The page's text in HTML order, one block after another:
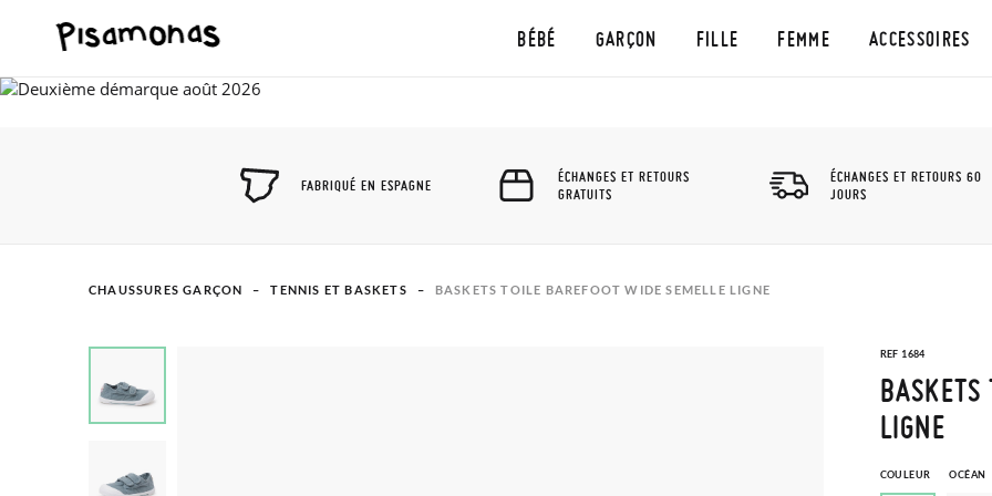
BÉBÉ GARÇON FILLE FEMME ACCESSOIRES
FABRIQUÉ EN ESPAGNE
ÉCHANGES ET RETOURS
GRATUITS
ÉCHANGES ET RETOURS 60
JOURS
CHAUSSURES GARÇON TENNIS ET BASKETS BASKETS TOILE BAREFOOT WIDE SEMELLE LIGNE
REF 1684
BASKETS
LIGNE
COULEUR OCÉAN